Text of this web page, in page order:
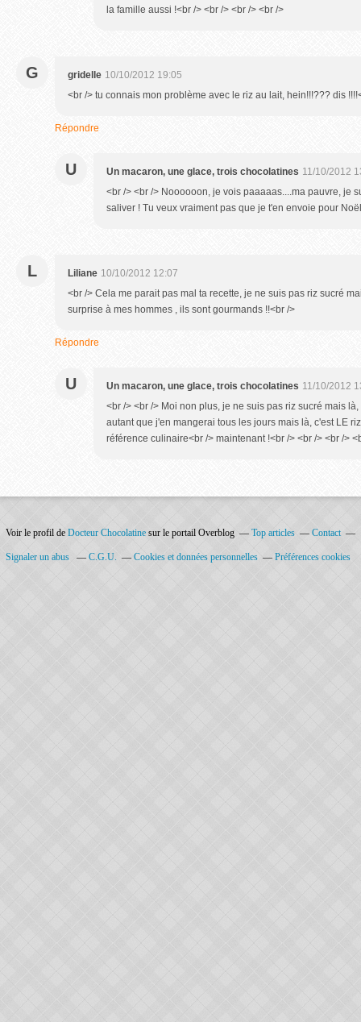
la famille aussi !<br /> <br /> <br /> <br />
G gridelle 10/10/2012 19:05
<br /> tu connais mon problème avec le riz au lait, hein!!!??? dis
Répondre
U Un macaron, une glace, trois chocolatines 11/10/2012
<br /> <br /> Noooooon, je vois paaaaas....ma pauvre, je
saliver ! Tu veux vraiment pas que je t'en envoie pour
L Liliane 10/10/2012 12:07
<br /> Cela me parait pas mal ta recette, je ne suis pas riz sucré
surprise à mes hommes , ils sont gourmands !!<br />
Répondre
U Un macaron, une glace, trois chocolatines 11/10/2012
<br /> <br /> Moi non plus, je ne suis pas riz sucré mais
autant que j'en mangerai tous les jours mais là, c'est LE
référence culinaire<br /> maintenant !<br /> <br /> <br />
Voir le profil de Docteur Chocolatine sur le portail Overblog Top articles Contact
Signaler un abus C.G.U. Cookies et données personnelles Préférences cookies